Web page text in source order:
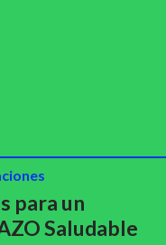
para un
Saludable